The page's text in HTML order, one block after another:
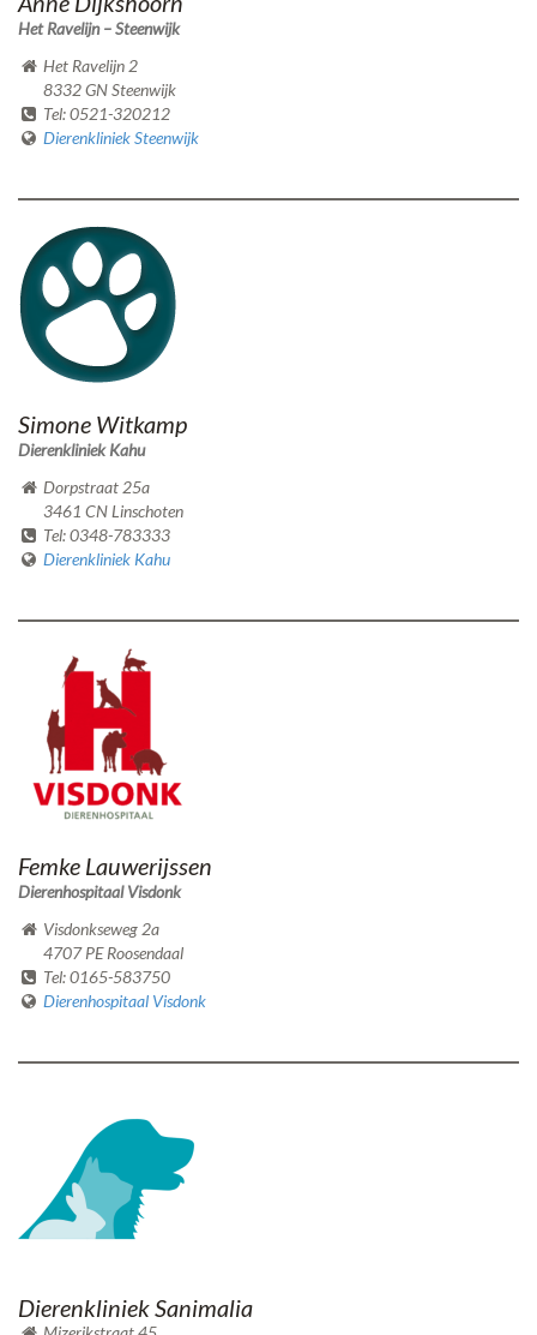
Het Ravelijn – Steenwijk
Het Ravelijn 2
8332 GN Steenwijk
Tel: 0521-320212
Dierenkliniek Steenwijk
Simone Witkamp
Dierenkliniek Kahu
Dorpstraat 25a
3461 CN Linschoten
Tel: 0348-783333
Dierenkliniek Kahu
Femke Lauwerijssen
Dierenhospitaal Visdonk
Visdonkseweg 2a
4707 PE Roosendaal
Tel: 0165-583750
Dierenhospitaal Visdonk
Dierenkliniek Sanimalia